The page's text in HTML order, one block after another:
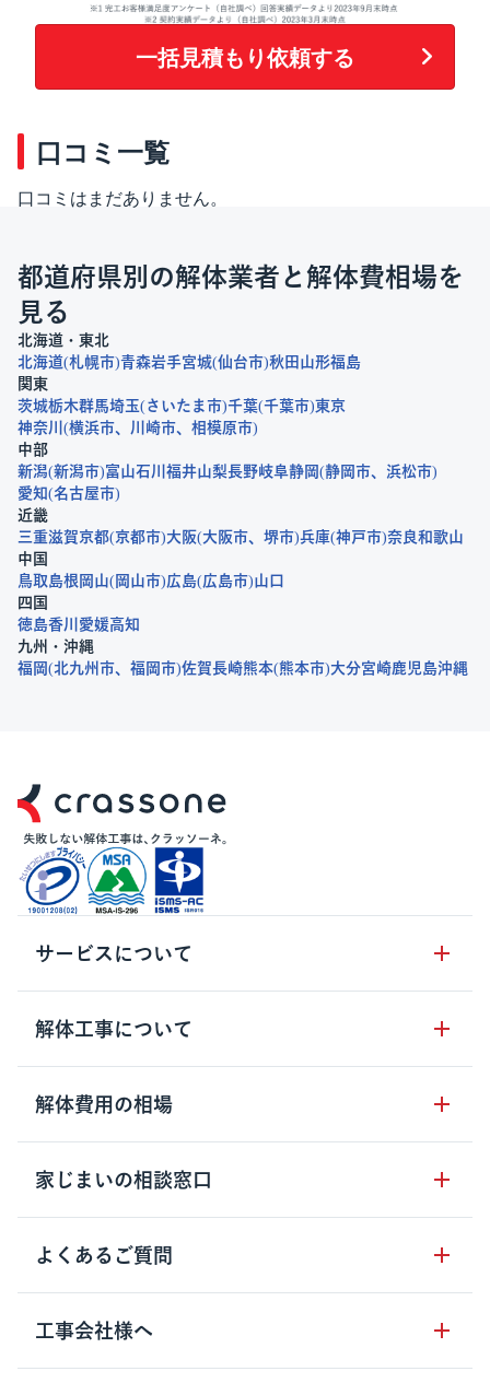
一括見積もり依頼する
口コミ一覧
口コミはまだありません。
都道府県別の解体業者と解体費相場を
見る
北海道・東北
北海道 札幌市 青森岩手宮城 仙台市 秋田 山形福島
関東
茨城栃木群馬埼玉 さいたま市 千葉 千葉市 東京
神奈川
横浜市 川崎市
相模原市
中部
新潟 新潟市 富山石川 福井山梨長野岐阜静岡 静岡市
浜松市
愛知 名古屋市
近畿
三重滋賀京都 京都市 大阪 大阪市 堺市 兵庫 神戸市 奈良和歌山
中国
鳥取 島根 岡山 岡山市 広島 広島市 山口
四国
徳島香川 愛媛高知
九州・沖縄
福岡 北九州市 福岡市 佐賀長崎熊本 熊本市 大分宮崎鹿児島沖縄
サービスについて
サービスの流れ
サービスのメリット
クラッソーネの自治体連携
お客さまの声
空き家の処分を検討のお客様へ
解体工事について
解体工事の基礎知識
解体工事に関わる法律
用語集
解体費用の相場
木造住宅の相場
鉄骨造住宅の相場
RC造住宅の相場
家じまいの相談窓口
家じまいの相談窓口
よくあるご質問
クラッソーネの利用方法
工事の進め方
工事会社様へ